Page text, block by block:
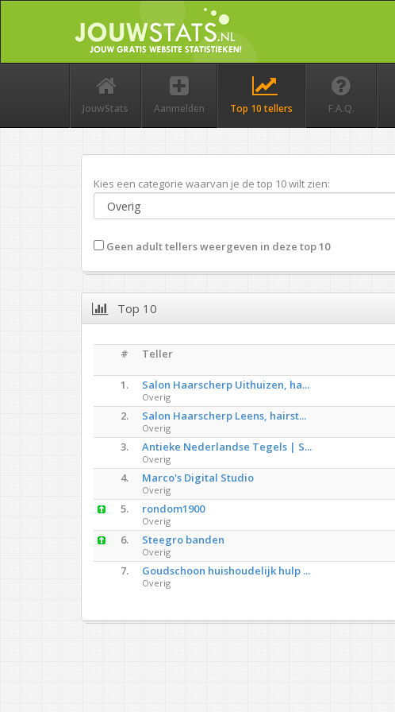
JouwStats Aanmelden Top 10 tellers F.A.Q.
Kies een categorie waarvan je de top 10 wilt zien:
Geen adult tellers weergeven in deze top 10
Top 10
# Teller
1. Salon Haarscherp Uithuizen, ha...
Overig
2. Salon Haarscherp Leens, hairst...
Overig
3. Antieke Nederlandse Tegels | S...
Overig
4. Marco's Digital Studio
Overig
5. rondom1900
Overig
6. Steegro banden
Overig
7. Goudschoon huishoudelijk hulp ...
Overig